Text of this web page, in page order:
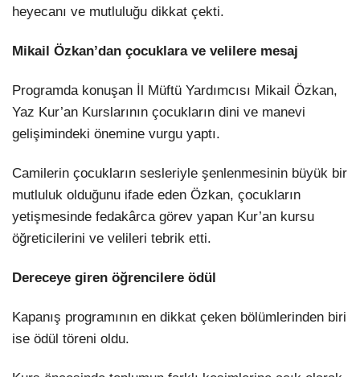
heyecanı ve mutluluğu dikkat çekti.
Mikail Özkan’dan çocuklara ve velilere mesaj
Programda konuşan İl Müftü Yardımcısı Mikail Özkan,
Yaz Kur’an Kurslarının çocukların dini ve manevi
gelişimindeki önemine vurgu yaptı.
Camilerin çocukların sesleriyle şenlenmesinin büyük bir
mutluluk olduğunu ifade eden Özkan, çocukların
yetişmesinde fedakârca görev yapan Kur’an kursu
öğreticilerini ve velileri tebrik etti.
Dereceye giren öğrencilere ödül
Kapanış programının en dikkat çeken bölümlerinden biri
ise ödül töreni oldu.